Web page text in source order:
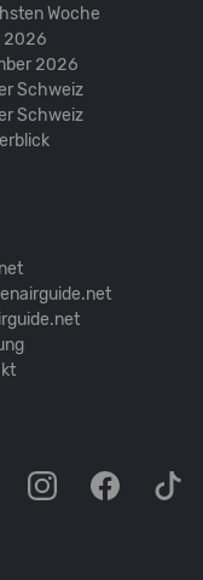
Woche
2026
2026
Schweiz
Schweiz